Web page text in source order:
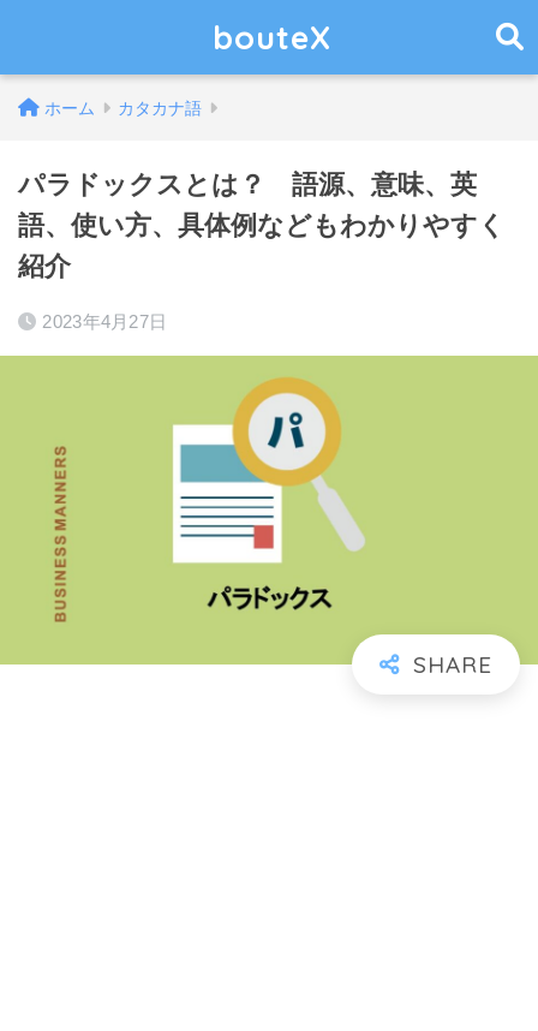
bouteX
ホーム カタカナ語
パラドックスとは？ 語源、意味、英
語、使い方、具体例などもわかりやすく
紹介
2023年4月27日